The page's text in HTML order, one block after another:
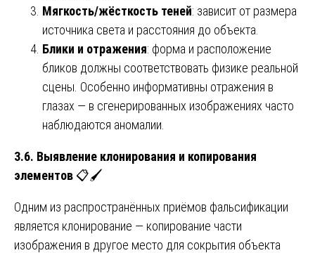
Мягкость/жёсткость теней: зависит от размера
источника света и расстояния до объекта.
Блики и отражения: форма и расположение
бликов должны соответствовать физике реальной
сцены. Особенно информативны отражения в
глазах — в сгенерированных изображениях часто
наблюдаются аномалии.
3.6. Выявление клонирования и копирования
элементов 📋🖌️
Одним из распространённых приёмов фальсификации
является клонирование — копирование части
изображения в другое место для сокрытия объекта